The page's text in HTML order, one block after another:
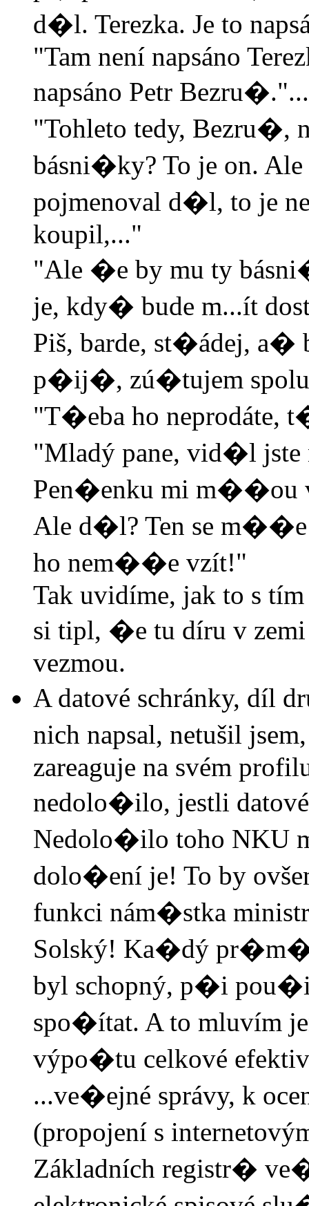
d�l. Terezka. Je to
"Tam není napsáno
napsáno Petr Bezru�."...
"Tohleto tedy, Bezru�,
básni�ky? To je on.
pojmenoval d�l, to je
koupil,..."
"Ale �e by mu ty
je, kdy� bude m...ít
Piš, barde, st�ádej, a�
p�ij�, zú�tujem
"T�eba ho neprodáte,
"Mladý pane, vid�l
Pen�enku mi
Ale d�l? Ten se m��e
ho nem��e vzít!"
Tak uvidíme, jak to s
si tipl, �e tu díru v
vezmou.
A datové schránky, díl
nich napsal, netušil
zareaguje na svém
nedolo�ilo, jestli
Nedolo�ilo toho NKU
dolo�ení je! To by
funkci nám�stka
Solský! Ka�dý
byl schopný, p�i
spo�ítat. A to mluvím
výpo�tu celkové
...ve�ejné správy, k
(propojení s
Základních registr�